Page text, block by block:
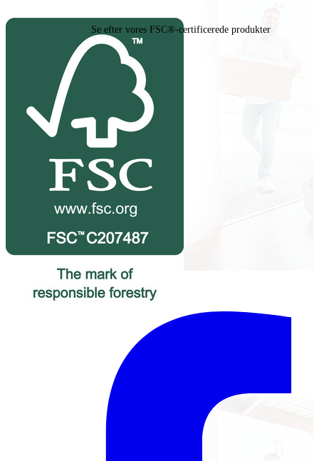
Se efter vores FSC®-certificerede produkter